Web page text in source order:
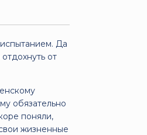
Да
от
обязательно
поняли,
жизненные